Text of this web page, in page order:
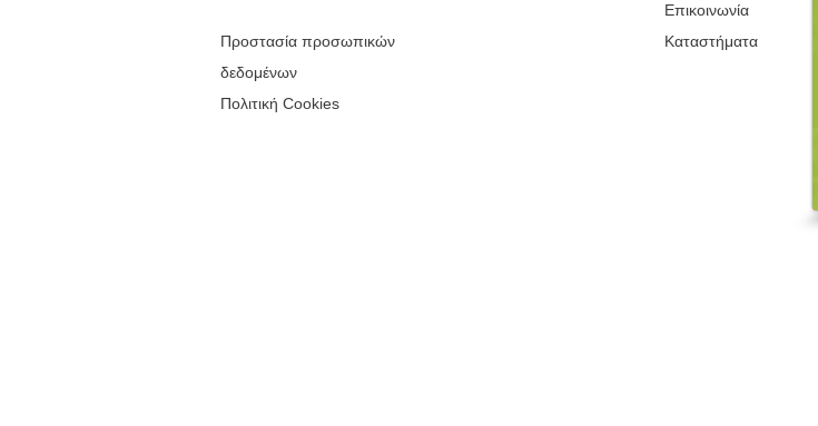
Προστασία προσωπικών
δεδομένων
Πολιτική Cookies
Επικοινωνία
Καταστήματα